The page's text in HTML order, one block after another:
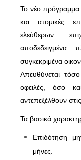
Το νέο πρόγραμμα
και ατομικές
ελεύθερων
συγκεκριμένα
Απευθύνεται
οφειλές, όσο
αντεπεξέλθουν
Τα βασικά
Επιδότηση
μήνες.